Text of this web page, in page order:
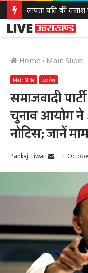
Home / Main Slide
Main Slide उत्तर प्रदेश
समाजवादी
चुनाव आयोग
नोटिस; जानें
Pankaj Tiwari
Send